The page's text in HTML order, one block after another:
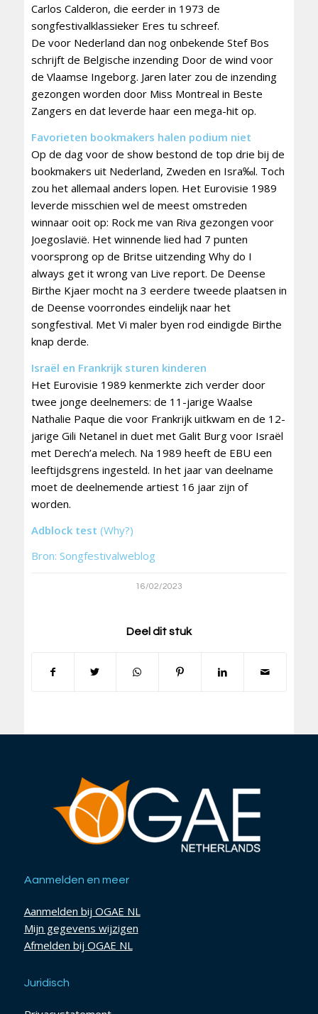
Carlos Calderon, die eerder in 1973 de
songfestivalklassieker Eres tu schreef.
De voor Nederland dan nog onbekende Stef Bos
schrijft de Belgische inzending Door de wind voor
de Vlaamse Ingeborg. Jaren later zou de inzending
gezongen worden door Miss Montreal in Beste
Zangers en dat leverde haar een mega-hit op.
Favorieten bookmakers halen podium niet
Op de dag voor de show bestond de top drie bij de
bookmakers uit Nederland, Zweden en Isra‰l. Toch
zou het allemaal anders lopen. Het Eurovisie 1989
leverde misschien wel de meest omstreden
winnaar ooit op: Rock me van Riva gezongen voor
Joegoslavië. Het winnende lied had 7 punten
voorsprong op de Britse uitzending Why do I
always get it wrong van Live report. De Deense
Birthe Kjaer mocht na 3 eerdere tweede plaatsen in
de Deense voorrondes eindelijk naar het
songfestival. Met Vi maler byen rod eindigde Birthe
knap derde.
Israël en Frankrijk sturen kinderen
Het Eurovisie 1989 kenmerkte zich verder door
twee jonge deelnemers: de 11-jarige Waalse
Nathalie Paque die voor Frankrijk uitkwam en de 12-
jarige Gili Netanel in duet met Galit Burg voor Israël
met Derech’a melech. Na 1989 heeft de EBU een
leeftijdsgrens ingesteld. In het jaar van deelname
moet de deelnemende artiest 16 jaar zijn of
worden.
Adblock test (Why?)
Bron: Songfestivalweblog
16/02/2023
Deel dit stuk
Aanmelden en meer
Aanmelden bij OGAE NL
Mijn gegevens wijzigen
Afmelden bij OGAE NL
Juridisch